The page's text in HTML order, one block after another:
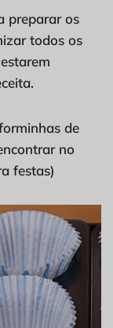
preparar os
todos os
de
no
festas)